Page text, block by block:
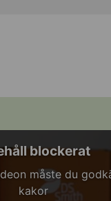
blockerat
måste du
kakor